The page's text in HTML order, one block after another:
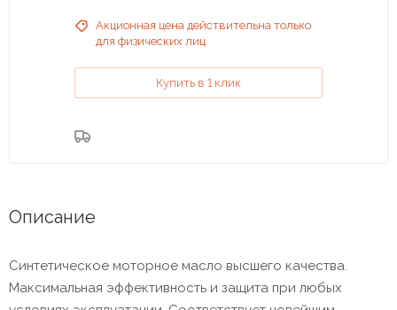
Акционная цена действительна только
для физических лиц
Купить в 1 клик
Описание
Синтетическое моторное масло высшего качества.
Максимальная эффективность и защита при любых